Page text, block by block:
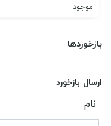
موجود
بازخوردها
ارسال بازخورد
نام